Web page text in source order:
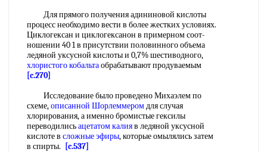
Для прямого получения адининовой кислоты
процесс необходимо вести в более жестких условиях.
Циклогексан и циклогексанон в примерном соот-
ношении 40 1 в присутствии половинного объема
ледяной уксусной кислоты и 0,7% шестиводного,
хлористого кобальтаобрабатывают продуваемым
[c.270]
Исследование было проведено Михаэлем по
схеме,описанной Шорлеммеромдля случая
хлорирования, а именно бромистые гексилы
переводилисьацетатом калияв ледяной уксусной
кислоте в сложные эфиры, которые омылялись затем
в спирты.
[c.537]